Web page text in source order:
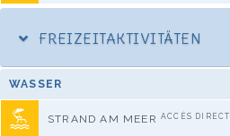
FREIZEITAKTIVITÄTEN
WASSER
STRAND AM MEER ACCÈS DIRECT